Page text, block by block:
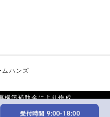
ハンズ
構築補助金により作成